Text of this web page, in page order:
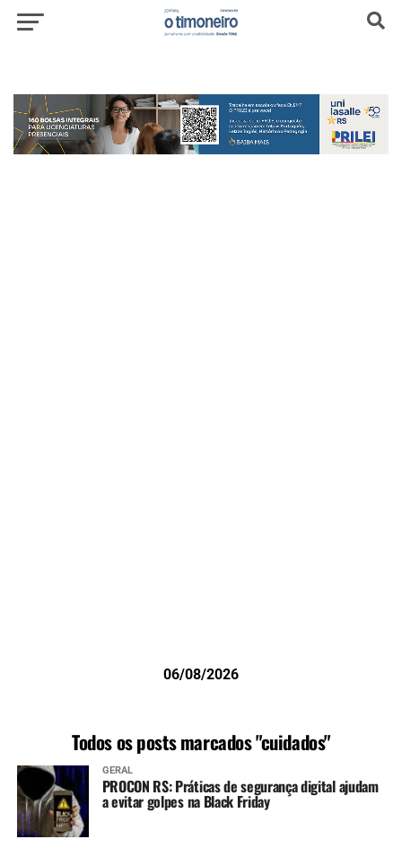
06/08/2026
Todos os posts marcados "cuidados"
GERAL
PROCON RS: Práticas de segurança digital ajudam
a evitar golpes na Black Friday